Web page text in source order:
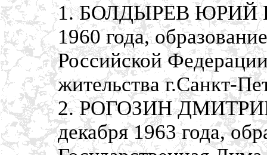
1. БОЛДЫРЕВ ЮРИЙ
1960 года,
Российской
жительства г.Санкт-
2. РОГОЗИН
декабря 1963 года,